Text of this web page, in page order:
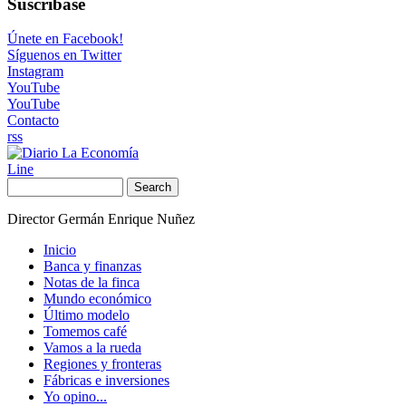
Suscríbase
Únete en Facebook!
Síguenos en Twitter
Instagram
YouTube
YouTube
Contacto
rss
Line
Search
Director Germán Enrique Nuñez
Inicio
Banca y finanzas
Notas de la finca
Mundo económico
Último modelo
Tomemos café
Vamos a la rueda
Regiones y fronteras
Fábricas e inversiones
Yo opino...